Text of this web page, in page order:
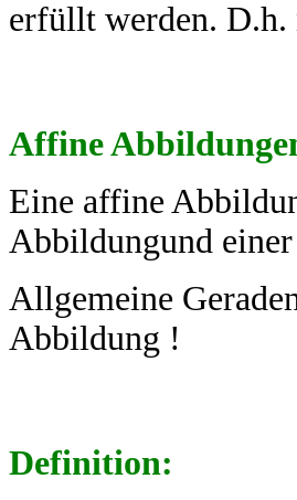
erfüllt werden. D.h.
Affine
Eine affine
Abbildungund
Allgemeine
Abbildung !
Definition: